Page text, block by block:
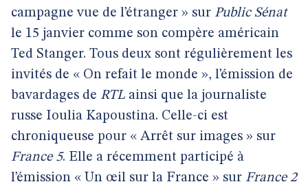
campagne vue de l’étranger » sur Public Sénat
le 15 janvier comme son compère américain
Ted Stanger. Tous deux sont régulièrement les
invités de « On refait le monde », l’émission de
bavardages de RTLainsi que la journaliste
russe Ioulia Kapoustina. Celle-ci est
chroniqueuse pour « Arrêt sur images » sur
France 5. Elle a récemment participé à
l’émission « Un œil sur la France » sur France 2